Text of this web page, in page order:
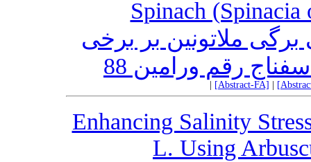
Spinach (Spinacia
ملاتونین بر برخی
رقم ورامین 88
[Abstract-FA]
Enhancing Salinity
L. Using